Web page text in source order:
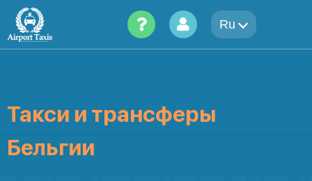
content
Ru
Такси и трансферы
Бельгии